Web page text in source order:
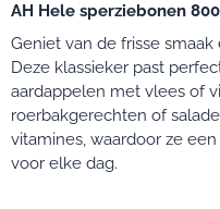
AH Hele sperziebonen
Geniet van de frisse
Deze klassieker past
aardappelen met vlees of
roerbakgerechten of
vitamines, waardoor ze
voor elke dag.